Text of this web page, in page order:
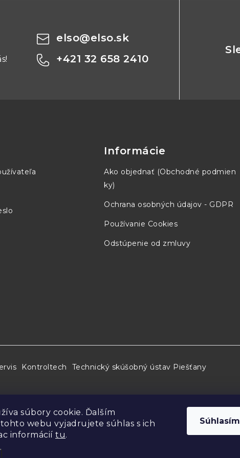
súbory cookie. Ďalším
webu vyjadrujete súhlas s ich
informácií tu.
Súhlasím
elso@elso.sk
+421 32 658 2410
Informácie
Ako objednať (Obchodné podmien
ky)
Ochrana osobných údajov - GDPR
Používanie Cookies
Odstúpenie od zmluvy
Kontroltech Technický skúšobný ústav Piešťany
Elso Philips Service. Všetky práva vyhradené.